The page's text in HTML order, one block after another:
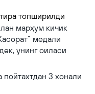
марҳум кичик
медали
унинг оиласи